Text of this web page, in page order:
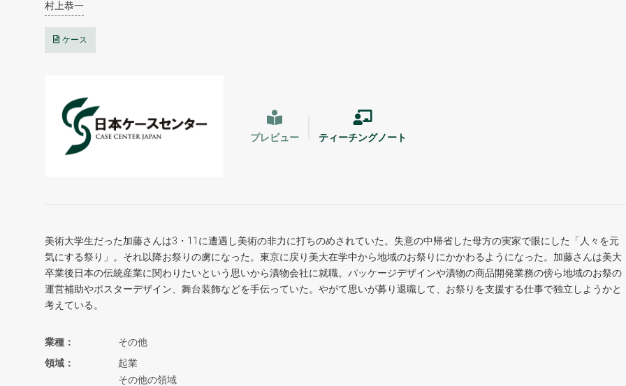
村上恭一
ケース
プレビュー ティーチングノート
美術大学生だった加藤さんは3・11に遭遇し美術の非力に打ちのめされていた。失意の中帰省した母方の実家で眼にした「人々を元
気にする祭り」。それ以降お祭りの虜になった。東京に戻り美大在学中から地域のお祭りにかかわるようになった。加藤さんは美大
卒業後日本の伝統産業に関わりたいという思いから漬物会社に就職。パッケージデザインや漬物の商品開発業務の傍ら地域のお祭の
運営補助やポスターデザイン、舞台装飾などを手伝っていた。やがて思いが募り退職して、お祭りを支援する仕事で独立しようかと
考えている。
業種
その他
領域
起業
その他の領域